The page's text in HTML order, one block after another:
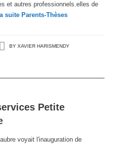
et autres professionnels.elles de
suiteParents-Thèses
BY XAVIER HARISMENDY
Petite
voyait l'inauguration de